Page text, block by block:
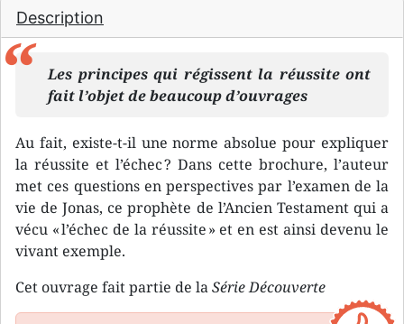
Description
Les principes qui régissent la réussite ont
fait l’objet de beaucoup d’ouvrages
Au fait, existe-t-il une norme absolue pour expliquer
la réussite et l’échec ? Dans cette brochure, l’auteur
met ces questions en perspectives par l’examen de la
vie de Jonas, ce prophète de l’Ancien Testament qui a
vécu « l’échec de la réussite » et en est ainsi devenu le
vivant exemple.
Cet ouvrage fait partie de laSérie Découverte